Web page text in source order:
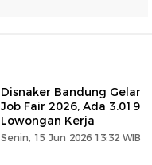
Disnaker Bandung Gelar
Job Fair 2026, Ada 3.019
Lowongan Kerja
Senin, 15 Jun 2026 13:32 WIB